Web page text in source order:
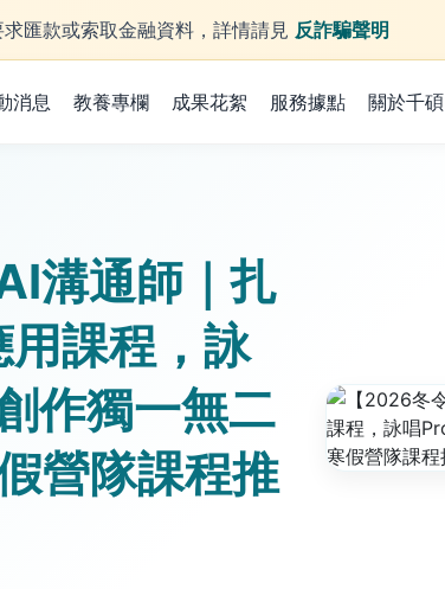
匯款或索取金融資料，詳情請見 反詐騙聲明
消息 教養專欄 成果花絮 服務據點 關於千碩
溝通師｜扎
課程，詠
作獨一無二
營隊課程推